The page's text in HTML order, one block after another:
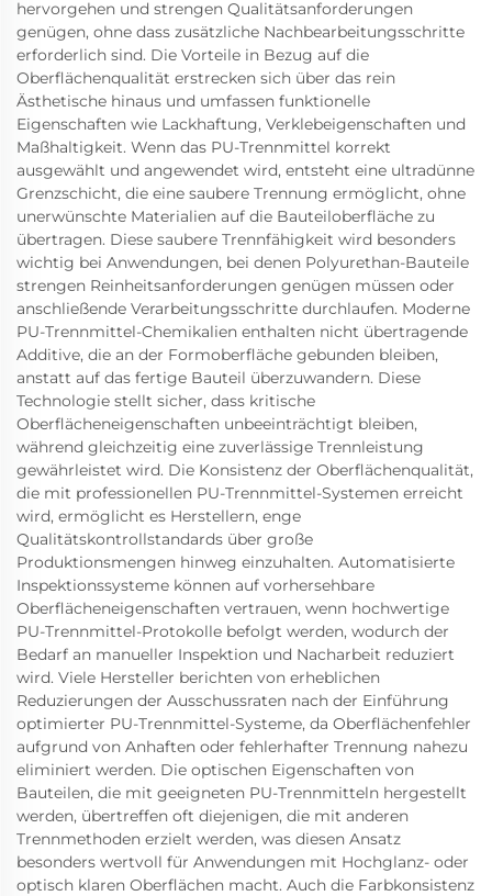
hervorgehen und strengen Qualitätsanforderungen
genügen, ohne dass zusätzliche Nachbearbeitungsschritte
erforderlich sind. Die Vorteile in Bezug auf die
Oberflächenqualität erstrecken sich über das rein
Ästhetische hinaus und umfassen funktionelle
Eigenschaften wie Lackhaftung, Verklebeigenschaften und
Maßhaltigkeit. Wenn das PU-Trennmittel korrekt
ausgewählt und angewendet wird, entsteht eine ultradünne
Grenzschicht, die eine saubere Trennung ermöglicht, ohne
unerwünschte Materialien auf die Bauteiloberfläche zu
übertragen. Diese saubere Trennfähigkeit wird besonders
wichtig bei Anwendungen, bei denen Polyurethan-Bauteile
strengen Reinheitsanforderungen genügen müssen oder
anschließende Verarbeitungsschritte durchlaufen. Moderne
PU-Trennmittel-Chemikalien enthalten nicht übertragende
Additive, die an der Formoberfläche gebunden bleiben,
anstatt auf das fertige Bauteil überzuwandern. Diese
Technologie stellt sicher, dass kritische
Oberflächeneigenschaften unbeeinträchtigt bleiben,
während gleichzeitig eine zuverlässige Trennleistung
gewährleistet wird. Die Konsistenz der Oberflächenqualität,
die mit professionellen PU-Trennmittel-Systemen erreicht
wird, ermöglicht es Herstellern, enge
Qualitätskontrollstandards über große
Produktionsmengen hinweg einzuhalten. Automatisierte
Inspektionssysteme können auf vorhersehbare
Oberflächeneigenschaften vertrauen, wenn hochwertige
PU-Trennmittel-Protokolle befolgt werden, wodurch der
Bedarf an manueller Inspektion und Nacharbeit reduziert
wird. Viele Hersteller berichten von erheblichen
Reduzierungen der Ausschussraten nach der Einführung
optimierter PU-Trennmittel-Systeme, da Oberflächenfehler
aufgrund von Anhaften oder fehlerhafter Trennung nahezu
eliminiert werden. Die optischen Eigenschaften von
Bauteilen, die mit geeigneten PU-Trennmitteln hergestellt
werden, übertreffen oft diejenigen, die mit anderen
Trennmethoden erzielt werden, was diesen Ansatz
besonders wertvoll für Anwendungen mit Hochglanz- oder
optisch klaren Oberflächen macht. Auch die Farbkonsistenz